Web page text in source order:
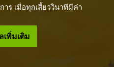
ร เมื่อทุกเสี้ยววินาทีมีค่า
พิ่มเติม